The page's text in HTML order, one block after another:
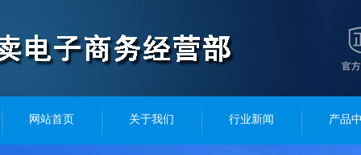
网站首页 关于我们 行业新闻 产品